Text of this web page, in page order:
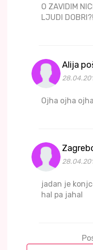
O ZAVIDIM
LJUDI
Alija
Ojha ojha
jadan je
hal pa jahal